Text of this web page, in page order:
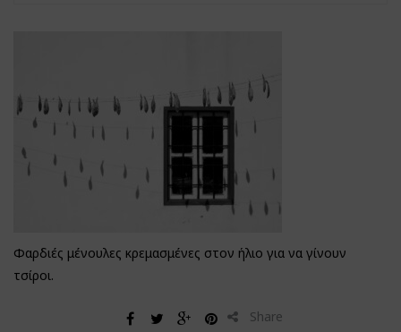
Φαρδιές μένουλες κρεμασμένες στον ήλιο για να γίνουν
τσίροι.
Share